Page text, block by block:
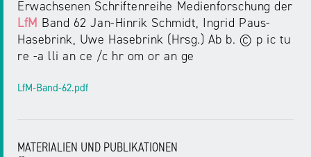
Erwachsenen Schriftenreihe Medienforschung der
LfM Band 62 Jan-Hinrik Schmidt, Ingrid Paus-
Hasebrink, Uwe Hasebrink (Hrsg.) Ab b. © p ic tu
re -a lli an ce /c hr om or an ge
LfM-Band-62.pdf
MATERIALIEN UND PUBLIKATIONEN